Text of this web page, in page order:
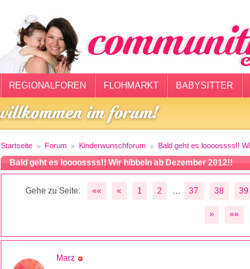
REGIONALFOREN FLOHMARKT BABYSITTER
Startseite Forum Kinderwunschforum Bald geht es loooossss!!
Bald geht es loooossss!! Wir hibbeln ab Dezember 2012!!
Gehe zu Seite: «« « 1 2 37 38 39
» »»
Marz